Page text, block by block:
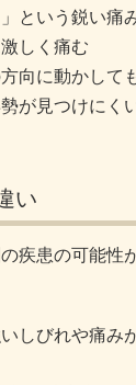
という鋭い痛
しく痛む
向に動かして
が見つけにく
い
疾患の可能性
しびれや痛